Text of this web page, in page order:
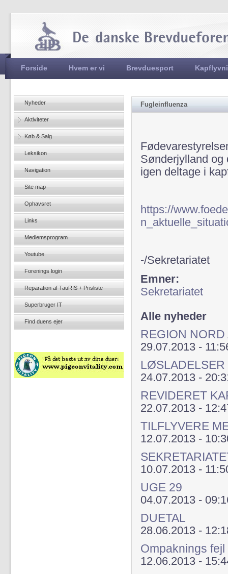
Hovedmenu
Forside Hvem er vi Brevduesport
Fugleinfluenza
Sønderjylland og
igen deltage i
https://
-/Sekretariatet
Emner:
Sekretariatet
Alle nyheder
REGION
29.07.2013 -
LØSLADELSER
24.07.2013 -
REVIDERET
22.07.2013 -
TILFLYVERE
12.07.2013 -
10.07.2013 -
UGE 29
04.07.2013 -
DUETAL
28.06.2013 -
Ompaknings fejl
12.06.2013 -
Nyheder
Aktiviteter
Køb & Salg
Leksikon
Navigation
Site map
Ophavsret
Links
Medlemsprogram
Youtube
Forenings login
Reparation af TauRIS + Prisliste
Superbruger IT
Find duens ejer